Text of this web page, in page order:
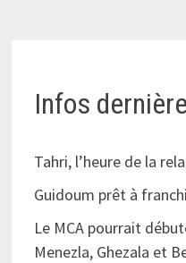
Infos
Tahri, l’heure de la
Guidoum prêt à
Le MCA pourrait
Menezla, Ghezala et